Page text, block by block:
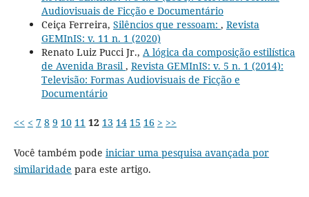
Audiovisuais de Ficção e Documentário
Ceiça Ferreira, Silêncios que ressoam: , Revista
GEMInIS: v. 11 n. 1 (2020)
Renato Luiz Pucci Jr., A lógica da composição estilística
de Avenida Brasil , Revista GEMInIS: v. 5 n. 1 (2014):
Televisão: Formas Audiovisuais de Ficção e
Documentário
<< < 7 8 9 10 11 12 13 14 15 16 > >>
Você também pode iniciar uma pesquisa avançada por
similaridade para este artigo.